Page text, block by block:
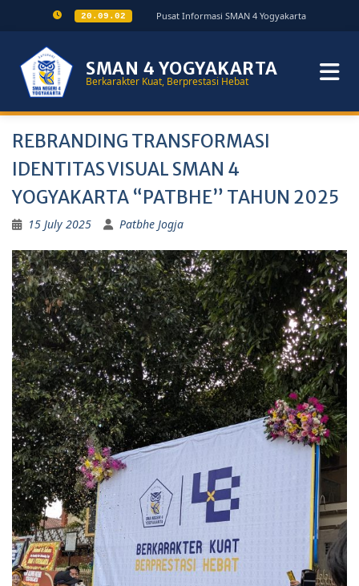
20.09.02 Pusat Informasi SMAN 4 Yogyakarta
SMAN 4 YOGYAKARTA
Berkarakter Kuat, Berprestasi Hebat
REBRANDING TRANSFORMASI
IDENTITAS VISUAL SMAN 4
YOGYAKARTA “PATBHE” TAHUN 2025
15 July 2025 Patbhe Jogja